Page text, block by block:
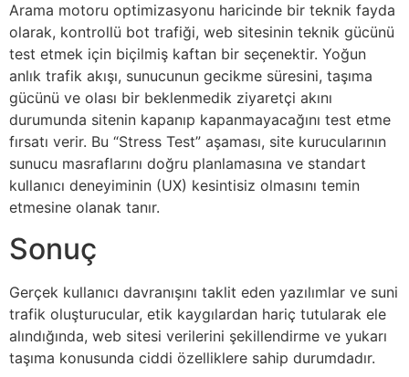
Arama motoru optimizasyonu haricinde bir teknik fayda
olarak, kontrollü bot trafiği, web sitesinin teknik gücünü
test etmek için biçilmiş kaftan bir seçenektir. Yoğun
anlık trafik akışı, sunucunun gecikme süresini, taşıma
gücünü ve olası bir beklenmedik ziyaretçi akını
durumunda sitenin kapanıp kapanmayacağını test etme
fırsatı verir. Bu “Stress Test” aşaması, site kurucularının
sunucu masraflarını doğru planlamasına ve standart
kullanıcı deneyiminin (UX) kesintisiz olmasını temin
etmesine olanak tanır.
Sonuç
Gerçek kullanıcı davranışını taklit eden yazılımlar ve suni
trafik oluşturucular, etik kaygılardan hariç tutularak ele
alındığında, web sitesi verilerini şekillendirme ve yukarı
taşıma konusunda ciddi özelliklere sahip durumdadır.